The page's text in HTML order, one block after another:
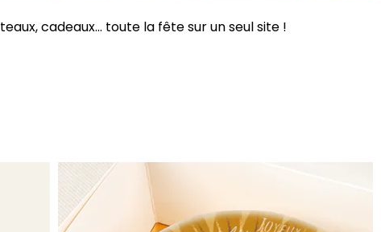
cadeaux... toute la fête sur un seul site !